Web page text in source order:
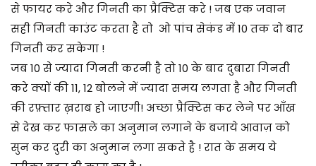
से फायर करे और गिनती का प्रैक्टिस करे ! जब एक जवान
सही गिनती काउंट करता है तो ओ पांच सेकंड में 10 तक दो बार
गिनती कर सकेगा !
जब 10 से ज्यादा गिनती करनी है तो 10 के बाद दुबारा गिनती
करे क्यों की 11, 12 बोलने में ज्यादा समय लगता है और गिनती
की रफ़्तार ख़राब हो जाएगी! अच्छा प्रैक्टिस कर लेने पर आँख
से देख कर फासले का अनुमान लगाने के बजाये आवाज़ को
सुन कर दुरी का अनुमान लगा सकते है ! रात के समय ये